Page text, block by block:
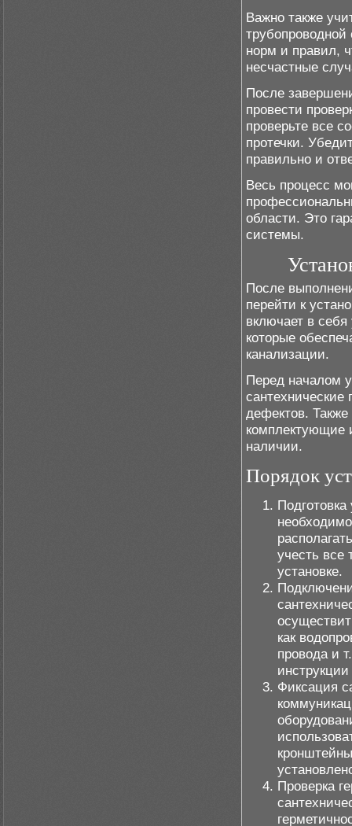
Важно также
норм и правил,
несчастные
После
провести
проверьте все
протечки.
правильно и
Весь процесс
области. Это
системы.
После
перейти к
включает в себя
которые
канализации.
Перед началом
дефектов.
комплектующие
наличии.
Порядок
учесть все
установке.
как
провода и
Фиксация
Проверка